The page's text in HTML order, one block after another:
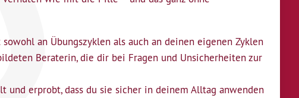
an Übungszyklen als auch an deinen eigenen Zyklen
Beraterin, die dir bei Fragen und Unsicherheiten zur
erprobt, dass du sie sicher in deinem Alltag anwenden